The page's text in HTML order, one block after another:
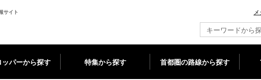
サイト
ッパーから探す 特集から探す 首都圏の路線から探す